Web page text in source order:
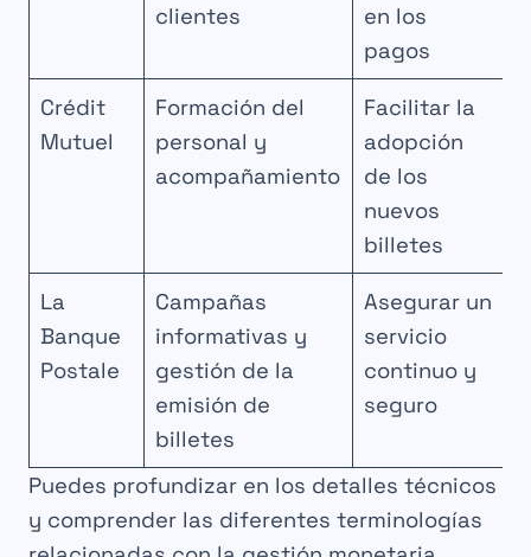
clientes
en los
pagos
Crédit
Mutuel
Formación del
personal y
acompañamiento
Facilitar la
adopción
de los
nuevos
billetes
La
Banque
Postale
Campañas
informativas y
gestión de la
emisión de
billetes
Asegurar un
servicio
continuo y
seguro
Puedes profundizar en los detalles técnicos
y comprender las diferentes terminologías